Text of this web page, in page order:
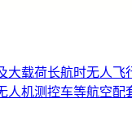
大载荷长航时无人
人机测控车等航空配